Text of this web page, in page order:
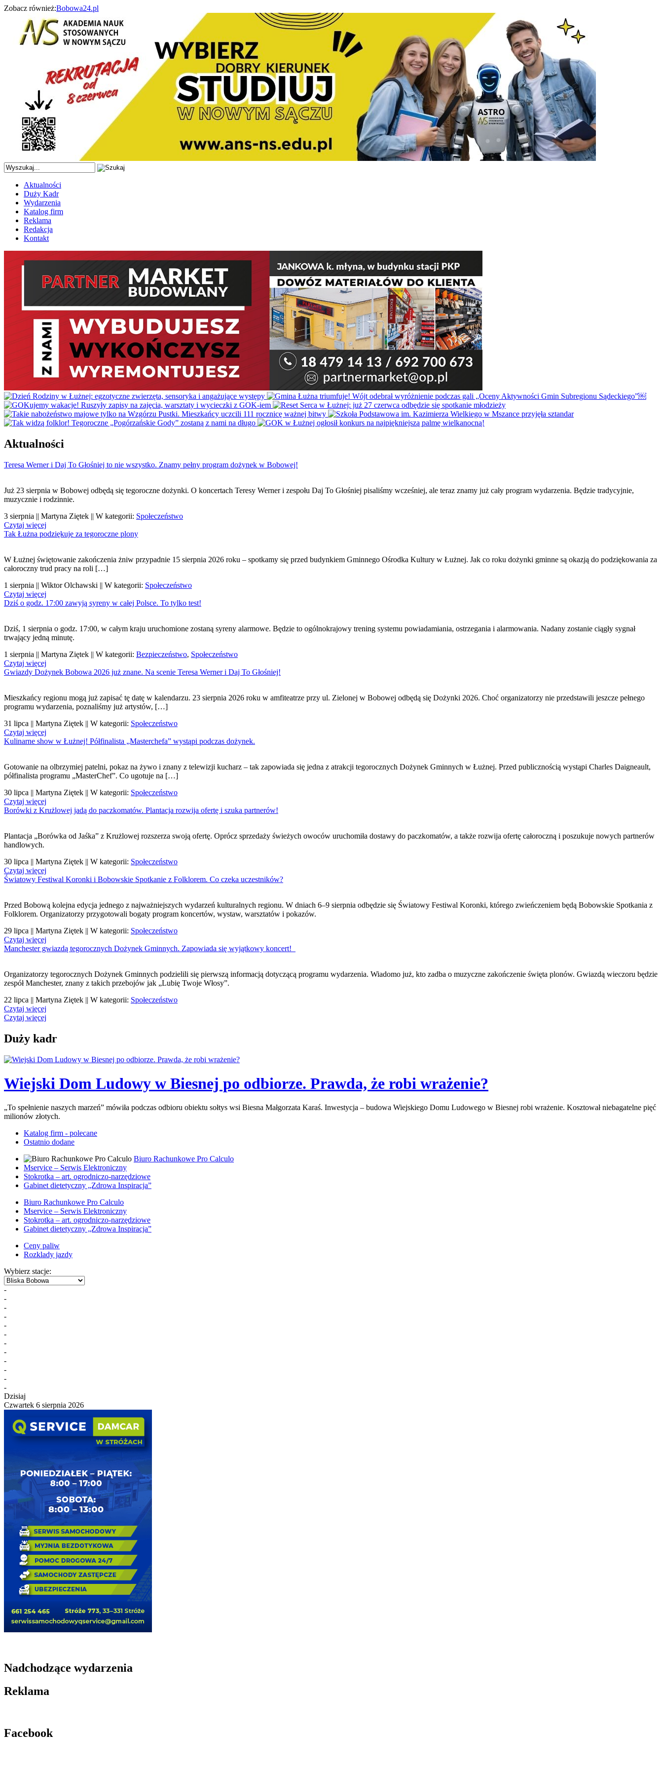
Zobacz również:Bobowa24.pl
Aktualności
Duży Kadr
Wydarzenia
Katalog firm
Reklama
Redakcja
Kontakt
Aktualności
Teresa Werner i Daj To Głośniej to nie wszystko. Znamy pełny program dożynek w Bobowej!
Już 23 sierpnia w Bobowej odbędą się tegoroczne dożynki. O koncertach Teresy Werner i zespołu Daj To Głośniej pisaliśmy wcześniej, ale teraz znamy już cały program wydarzenia. Będzie tradycyjnie,
muzycznie i rodzinnie.
3 sierpnia || Martyna Ziętek || W kategorii: Społeczeństwo
Czytaj więcej
Tak Łużna podziękuje za tegoroczne plony
W Łużnej świętowanie zakończenia żniw przypadnie 15 sierpnia 2026 roku – spotkamy się przed budynkiem Gminnego Ośrodka Kultury w Łużnej. Jak co roku dożynki gminne są okazją do podziękowania za
całoroczny trud pracy na roli […]
1 sierpnia || Wiktor Olchawski || W kategorii: Społeczeństwo
Czytaj więcej
Dziś o godz. 17:00 zawyją syreny w całej Polsce. To tylko test!
Dziś, 1 sierpnia o godz. 17:00, w całym kraju uruchomione zostaną syreny alarmowe. Będzie to ogólnokrajowy trening systemu powiadamiania, ostrzegania i alarmowania. Nadany zostanie ciągły sygnał
trwający jedną minutę.
1 sierpnia || Martyna Ziętek || W kategorii: Bezpieczeństwo, Społeczeństwo
Czytaj więcej
Gwiazdy Dożynek Bobowa 2026 już znane. Na scenie Teresa Werner i Daj To Głośniej!
Mieszkańcy regionu mogą już zapisać tę datę w kalendarzu. 23 sierpnia 2026 roku w amfiteatrze przy ul. Zielonej w Bobowej odbędą się Dożynki 2026. Choć organizatorzy nie przedstawili jeszcze pełnego
programu wydarzenia, poznaliśmy już artystów, […]
31 lipca || Martyna Ziętek || W kategorii: Społeczeństwo
Czytaj więcej
Kulinarne show w Łużnej! Półfinalista „Masterchefa” wystąpi podczas dożynek.
Gotowanie na olbrzymiej patelni, pokaz na żywo i znany z telewizji kucharz – tak zapowiada się jedna z atrakcji tegorocznych Dożynek Gminnych w Łużnej. Przed publicznością wystąpi Charles Daigneault,
półfinalista programu „MasterChef”. Co ugotuje na […]
30 lipca || Martyna Ziętek || W kategorii: Społeczeństwo
Czytaj więcej
Borówki z Krużlowej jadą do paczkomatów. Plantacja rozwija ofertę i szuka partnerów!
Plantacja „Borówka od Jaśka” z Krużlowej rozszerza swoją ofertę. Oprócz sprzedaży świeżych owoców uruchomiła dostawy do paczkomatów, a także rozwija ofertę całoroczną i poszukuje nowych partnerów
handlowych.
30 lipca || Martyna Ziętek || W kategorii: Społeczeństwo
Czytaj więcej
Światowy Festiwal Koronki i Bobowskie Spotkanie z Folklorem. Co czeka uczestników?
Przed Bobową kolejna edycja jednego z najważniejszych wydarzeń kulturalnych regionu. W dniach 6–9 sierpnia odbędzie się Światowy Festiwal Koronki, którego zwieńczeniem będą Bobowskie Spotkania z
Folklorem. Organizatorzy przygotowali bogaty program koncertów, wystaw, warsztatów i pokazów.
29 lipca || Martyna Ziętek || W kategorii: Społeczeństwo
Czytaj więcej
Manchester gwiazdą tegorocznych Dożynek Gminnych. Zapowiada się wyjątkowy koncert!
Organizatorzy tegorocznych Dożynek Gminnych podzielili się pierwszą informacją dotyczącą programu wydarzenia. Wiadomo już, kto zadba o muzyczne zakończenie święta plonów. Gwiazdą wieczoru będzie
zespół Manchester, znany z takich przebojów jak „Lubię Twoje Włosy”.
22 lipca || Martyna Ziętek || W kategorii: Społeczeństwo
Czytaj więcej
Czytaj więcej
Duży kadr
Wiejski Dom Ludowy w Biesnej po odbiorze. Prawda, że robi wrażenie?
„To spełnienie naszych marzeń” mówiła podczas odbioru obiektu sołtys wsi Biesna Małgorzata Karaś. Inwestycja – budowa Wiejskiego Domu Ludowego w Biesnej robi wrażenie. Kosztował niebagatelne pięć
milionów złotych.
Katalog firm - polecane
Ostatnio dodane
Biuro Rachunkowe Pro Calculo
Mservice – Serwis Elektroniczny
Stokrotka – art. ogrodniczo-narzędziowe
Gabinet dietetyczny „Zdrowa Inspiracja”
Biuro Rachunkowe Pro Calculo
Mservice – Serwis Elektroniczny
Stokrotka – art. ogrodniczo-narzędziowe
Gabinet dietetyczny „Zdrowa Inspiracja”
Ceny paliw
Rozklady jazdy
Wybierz stacje:
-
-
-
-
-
-
-
-
-
-
-
-
Dzisiaj
Czwartek 6 sierpnia 2026
Nadchodzące wydarzenia
Reklama
Facebook